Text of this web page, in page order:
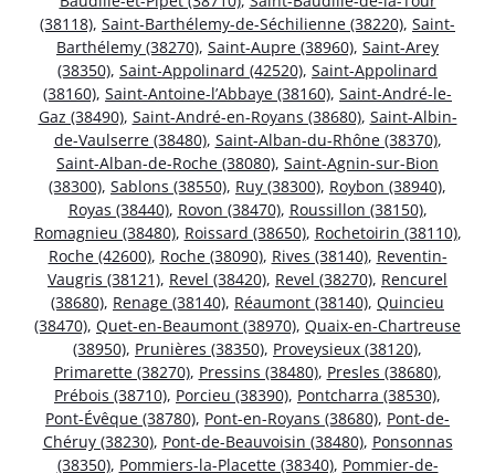
(38118), Saint-Barthélemy-de-Séchilienne (38220), Saint-
Barthélemy (38270), Saint-Aupre (38960), Saint-Arey
(38350), Saint-Appolinard (42520), Saint-Appolinard
(38160), Saint-Antoine-l’Abbaye (38160), Saint-André-le-
Gaz (38490), Saint-André-en-Royans (38680), Saint-Albin-
de-Vaulserre (38480), Saint-Alban-du-Rhône (38370),
Saint-Alban-de-Roche (38080), Saint-Agnin-sur-Bion
(38300), Sablons (38550), Ruy (38300), Roybon (38940),
Royas (38440), Rovon (38470), Roussillon (38150),
Romagnieu (38480), Roissard (38650), Rochetoirin (38110),
Roche (42600), Roche (38090), Rives (38140), Reventin-
Vaugris (38121), Revel (38420), Revel (38270), Rencurel
(38680), Renage (38140), Réaumont (38140), Quincieu
(38470), Quet-en-Beaumont (38970), Quaix-en-Chartreuse
(38950), Prunières (38350), Proveysieux (38120),
Primarette (38270), Pressins (38480), Presles (38680),
Prébois (38710), Porcieu (38390), Pontcharra (38530),
Pont-Évêque (38780), Pont-en-Royans (38680), Pont-de-
Chéruy (38230), Pont-de-Beauvoisin (38480), Ponsonnas
(38350), Pommiers-la-Placette (38340), Pommier-de-